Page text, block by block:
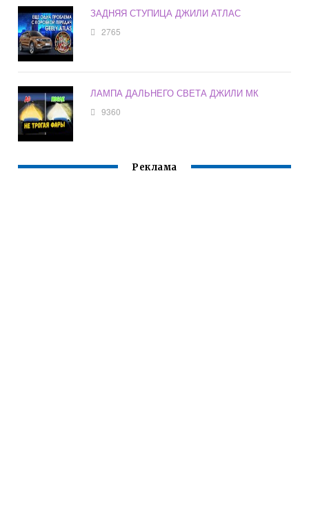
ЗАДНЯЯ СТУПИЦА ДЖИЛИ АТЛАС
2765
ЛАМПА ДАЛЬНЕГО СВЕТА ДЖИЛИ МК
9360
Реклама